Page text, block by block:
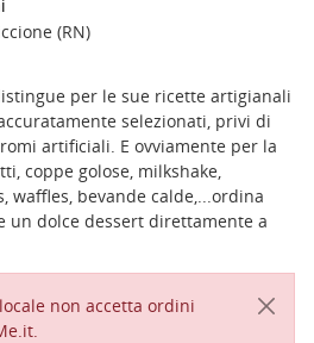
(RN)
per le sue ricette artigianali
selezionati, privi di
artificiali. E ovviamente per la
coppe golose, milkshake,
waffles, bevande calde,...ordina
un dolce dessert direttamente a
non accetta ordini